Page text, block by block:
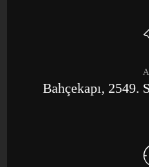
Bahçekapı, 2549.